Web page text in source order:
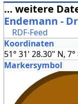
… weitere
Endemann -
RDF-Feed
Koordinaten
51° 31' 28.30" N,
Markersymbol